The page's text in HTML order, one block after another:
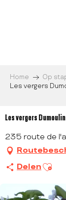
Home Op
Les vergers
Les vergers Dumoulin
235 route de
Delen